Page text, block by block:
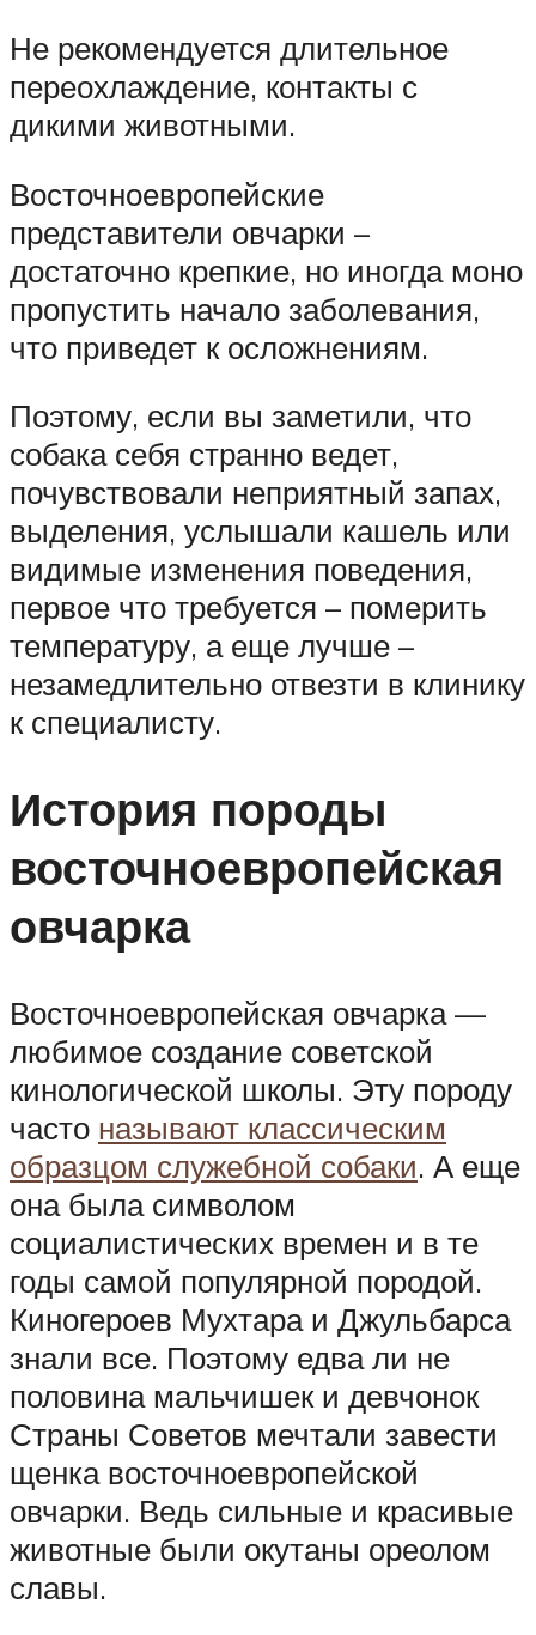
Не рекомендуется длительное
переохлаждение, контакты с
дикими животными.
Восточноевропейские
представители овчарки –
достаточно крепкие, но иногда моно
пропустить начало заболевания,
что приведет к осложнениям.
Поэтому, если вы заметили, что
собака себя странно ведет,
почувствовали неприятный запах,
выделения, услышали кашель или
видимые изменения поведения,
первое что требуется – померить
температуру, а еще лучше –
незамедлительно отвезти в клинику
к специалисту.
История породы
восточноевропейская
овчарка
Восточноевропейская овчарка —
любимое создание советской
кинологической школы. Эту породу
часто называют классическим
образцом служебной собаки. А еще
она была символом
социалистических времен и в те
годы самой популярной породой.
Киногероев Мухтара и Джульбарса
знали все. Поэтому едва ли не
половина мальчишек и девчонок
Страны Советов мечтали завести
щенка восточноевропейской
овчарки. Ведь сильные и красивые
животные были окутаны ореолом
славы.